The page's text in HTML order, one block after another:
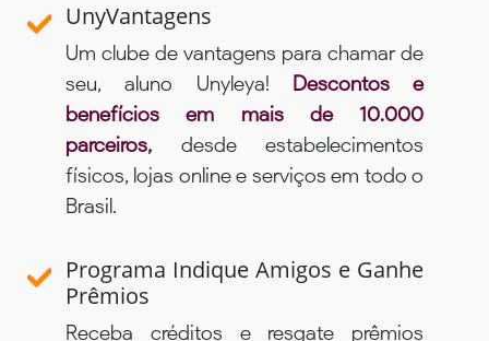
UnyVantagens
Um clube de vantagens para chamar de
seu, aluno Unyleya! Descontos e
benefícios em mais de 10.000
parceiros, desde estabelecimentos
físicos, lojas online e serviços em todo o
Brasil.
Programa Indique Amigos e Ganhe
Prêmios
Receba créditos e resgate prêmios